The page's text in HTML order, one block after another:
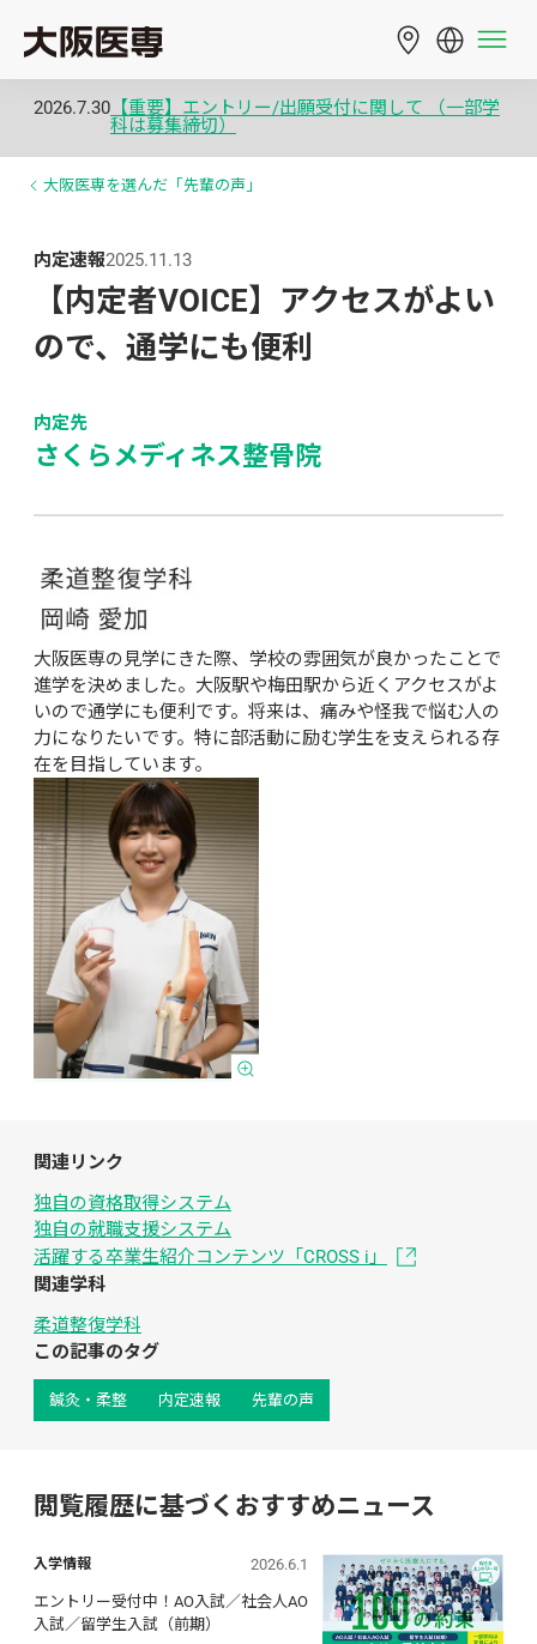
2026.7.30 【重要】エントリー/出願受付に関して （一部学
科は募集締切）
大阪医専を選んだ「先輩の声」
内定速報2025.11.13
【内定者VOICE】アクセスがよい
ので、通学にも便利
内定先
さくらメディネス整骨院
大阪医専の見学にきた際、学校の雰囲気が良かったことで
進学を決めました。大阪駅や梅田駅から近くアクセスがよ
いので通学にも便利です。将来は、痛みや怪我で悩む人の
力になりたいです。特に部活動に励む学生を支えられる存
在を目指しています。
関連リンク
独自の資格取得システム
独自の就職支援システム
活躍する卒業生紹介コンテンツ「CROSS i」
関連学科
柔道整復学科
この記事のタグ
鍼灸・柔整 内定速報 先輩の声
閲覧履歴に基づくおすすめニュース
入学情報 2026.6.1
エントリー受付中！AO入試／社会人AO
入試／留学生入試（前期）